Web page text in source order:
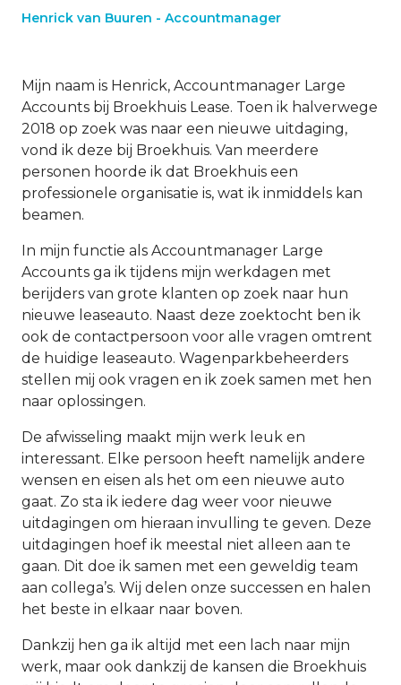
Henrick van Buuren - Accountmanager
Mijn naam is Henrick, Accountmanager Large
Accounts bij Broekhuis Lease. Toen ik halverwege
2018 op zoek was naar een nieuwe uitdaging,
vond ik deze bij Broekhuis. Van meerdere
personen hoorde ik dat Broekhuis een
professionele organisatie is, wat ik inmiddels kan
beamen.
In mijn functie als Accountmanager Large
Accounts ga ik tijdens mijn werkdagen met
berijders van grote klanten op zoek naar hun
nieuwe leaseauto. Naast deze zoektocht ben ik
ook de contactpersoon voor alle vragen omtrent
de huidige leaseauto. Wagenparkbeheerders
stellen mij ook vragen en ik zoek samen met hen
naar oplossingen.
De afwisseling maakt mijn werk leuk en
interessant. Elke persoon heeft namelijk andere
wensen en eisen als het om een nieuwe auto
gaat. Zo sta ik iedere dag weer voor nieuwe
uitdagingen om hieraan invulling te geven. Deze
uitdagingen hoef ik meestal niet alleen aan te
gaan. Dit doe ik samen met een geweldig team
aan collega’s. Wij delen onze successen en halen
het beste in elkaar naar boven.
Dankzij hen ga ik altijd met een lach naar mijn
werk, maar ook dankzij de kansen die Broekhuis